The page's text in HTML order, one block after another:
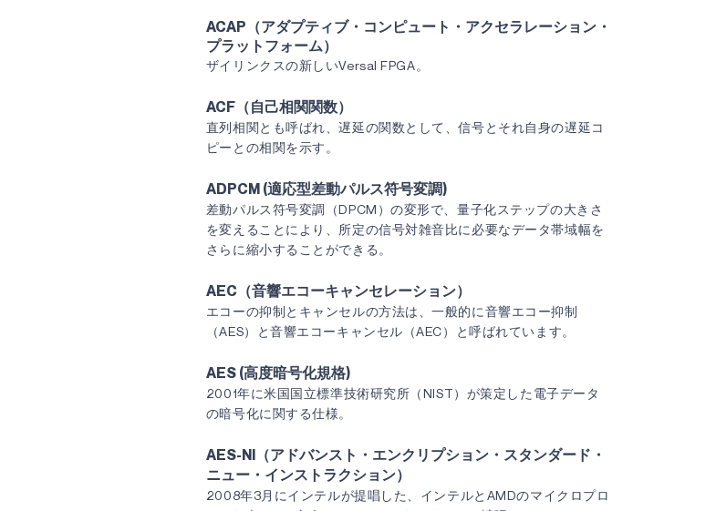
ACAP（アダプティブ・コンピュート・アクセラレーション・
プラットフォーム）
ザイリンクスの新しいVersal FPGA。
ACF（自己相関関数）
直列相関とも呼ばれ、遅延の関数として、信号とそれ自身の遅延コ
ピーとの相関を示す。
ADPCM (適応型差動パルス符号変調)
差動パルス符号変調（DPCM）の変形で、量子化ステップの大きさ
を変えることにより、所定の信号対雑音比に必要なデータ帯域幅を
さらに縮小することができる。
AEC（音響エコーキャンセレーション）
エコーの抑制とキャンセルの方法は、一般的に音響エコー抑制
（AES）と音響エコーキャンセル（AEC）と呼ばれています。
AES (高度暗号化規格)
2001年に米国国立標準技術研究所（NIST）が策定した電子データ
の暗号化に関する仕様。
AES-NI（アドバンスト・エンクリプション・スタンダード・
ニュー・インストラクション）
2008年3月にインテルが提唱した、インテルとAMDのマイクロプロ